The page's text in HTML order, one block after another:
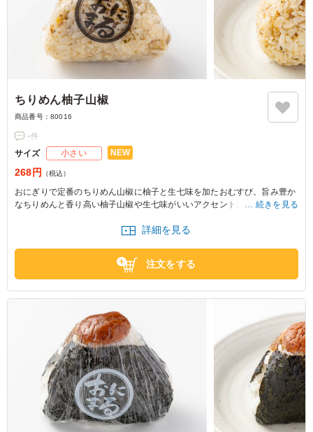
ちりめん柚子山椒
商品番号： 80016
-件
サイズ 小さい NEW
268円 （税込）
おにぎりで定番のちりめん山椒に柚子と生七味を加たおむすび。旨み豊か
なちりめんと香り高い柚子山椒や生七味がいいアクセントに。
※おにぎりの個数によって容器サイズが変わるため、容器サイズにつきま
続きを見る
詳細を見る
注文をする